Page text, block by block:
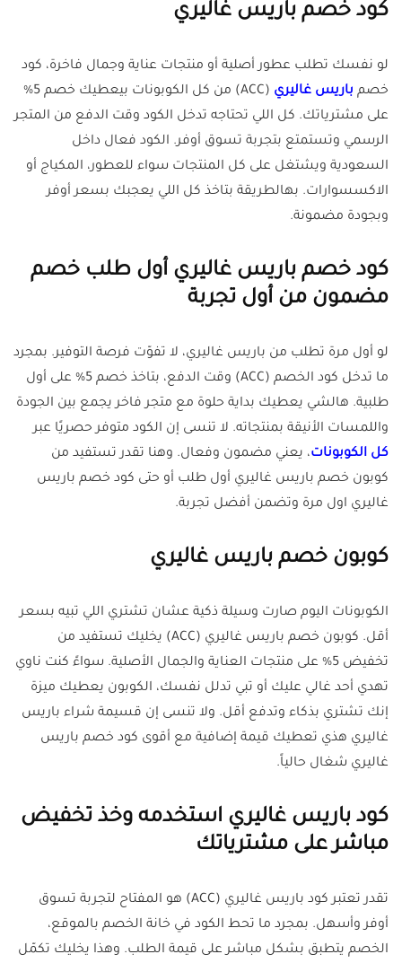
كود خصم باريس غاليري
لو نفسك تطلب عطور أصلية أو منتجات عناية وجمال فاخرة، كود
خصم باريس غاليري
(ACC) من كل الكوبونات بيعطيك خصم 5%
على مشترياتك. كل اللي تحتاجه تدخل الكود وقت الدفع من المتجر
الرسمي وتستمتع بتجربة تسوق أوفر. الكود فعال داخل
السعودية ويشتغل على كل المنتجات سواء للعطور، المكياج أو
الاكسسوارات. بهالطريقة بتاخذ كل اللي يعجبك بسعر أوفر
وبجودة مضمونة.
كود خصم باريس غاليري أول طلب خصم
مضمون من أول تجربة
لو أول مرة تطلب من باريس غاليري، لا تفوّت فرصة التوفير. بمجرد
ما تدخل كود الخصم (ACC) وقت الدفع، بتاخذ خصم 5% على أول
طلبية. هالشي يعطيك بداية حلوة مع متجر فاخر يجمع بين الجودة
واللمسات الأنيقة بمنتجاته. لا تنسى إن الكود متوفر حصريًا عبر
كل الكوبونات، يعني مضمون وفعال. وهنا تقدر تستفيد من
كوبون خصم باريس غاليري أول طلب أو حتى كود خصم باريس
غاليري اول مرة وتضمن أفضل تجربة.
كوبون خصم باريس غاليري
الكوبونات اليوم صارت وسيلة ذكية عشان تشتري اللي تبيه بسعر
أقل. كوبون خصم باريس غاليري (ACC) يخليك تستفيد من
تخفيض 5% على منتجات العناية والجمال الأصلية. سواءً كنت ناوي
تهدي أحد غالي عليك أو تبي تدلل نفسك، الكوبون يعطيك ميزة
إنك تشتري بذكاء وتدفع أقل. ولا تنسى إن قسيمة شراء باريس
غاليري هذي تعطيك قيمة إضافية مع أقوى كود خصم باريس
غاليري شغال حالياً.
كود باريس غاليري استخدمه وخذ تخفيض
مباشر على مشترياتك
تقدر تعتبر كود باريس غاليري (ACC) هو المفتاح لتجربة تسوق
أوفر وأسهل. بمجرد ما تحط الكود في خانة الخصم بالموقع،
الخصم يتطبق بشكل مباشر على قيمة الطلب. وهذا يخليك تكمّل